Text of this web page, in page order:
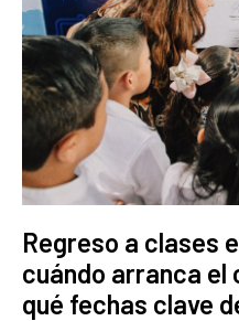
Regreso a clases
cuándo arranca el
qué fechas clave